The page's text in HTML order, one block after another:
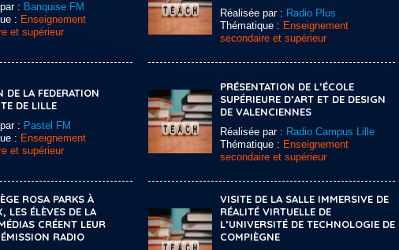
: Banquise FM
: Enseignement
et supérieur
Réalisée par : Radio Plus
Thématique : Enseignement
secondaire et supérieur
DE LA FEDERATION
DE LILLE
: Pastel FM
: Enseignement
et supérieur
PRÉSENTATION DE L’ÉCOLE
SUPÉRIEURE D’ART ET DE DESIGN
DE VALENCIENNES
Réalisée par : Radio Campus Lille
Thématique : Enseignement
secondaire et supérieur
ROSA PARKS À
LES ÉLÈVES DE LA
CRÉENT LEUR
RADIO
VISITE DE LA SALLE IMMERSIVE DE
RÉALITÉ VIRTUELLE DE
L’UNIVERSITÉ DE TECHNOLOGIE DE
COMPIÈGNE